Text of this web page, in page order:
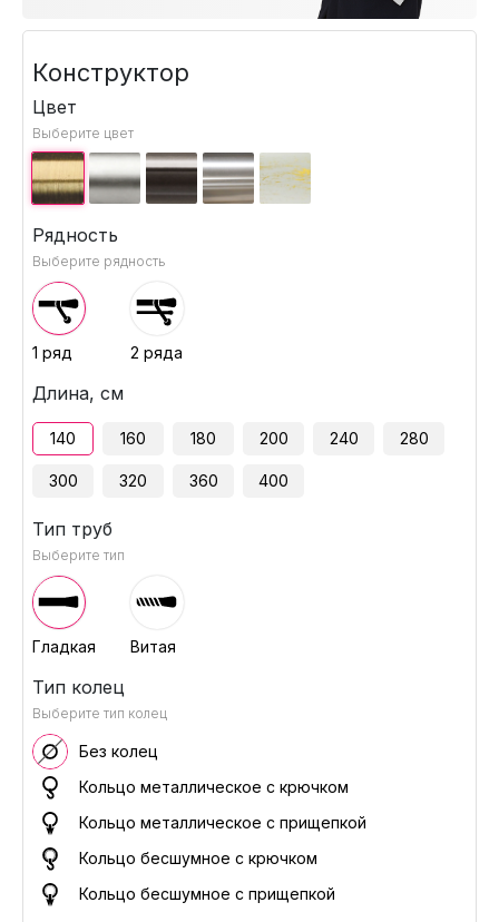
Конструктор
Цвет
Выберите цвет
Рядность
Выберите рядность
1 ряд 2 ряда
Длина, см
140 160 180 200 240 280
300 320 360 400
Тип труб
Выберите тип
Гладкая Витая
Тип колец
Выберите тип колец
Без колец
Кольцо металлическое с крючком
Кольцо металлическое с прищепкой
Кольцо бесшумное с крючком
Кольцо бесшумное с прищепкой